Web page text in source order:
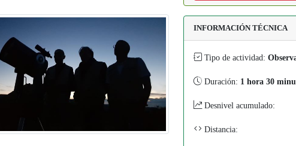
INFORMACIÓN TÉCNICA
Tipo de actividad:
Duración: 1 hora 30
Desnivel acumulado:
Distancia: